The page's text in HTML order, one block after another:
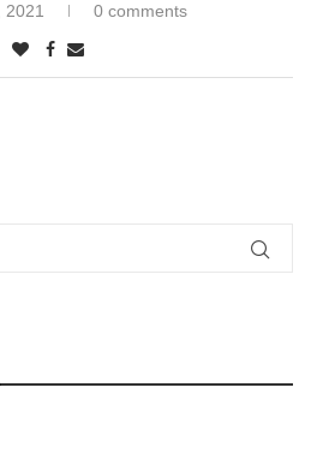
2021 0 comments